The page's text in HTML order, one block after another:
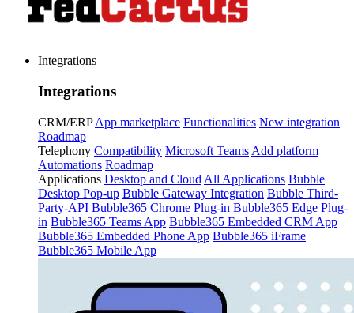
Integrations
Integrations
CRM/ERP App marketplace Functionalities New integration
Roadmap
Telephony Compatibility Microsoft Teams Add platform
Automations Roadmap
Applications Desktop and Cloud All Applications Bubble
Desktop Pop-up Bubble Gateway Integration Bubble Third-
Party-API Bubble365 Chrome Plug-in Bubble365 Edge Plug-
in Bubble365 Teams App Bubble365 Embedded CRM App
Bubble365 Embedded Phone App Bubble365 iFrame
Bubble365 Mobile App